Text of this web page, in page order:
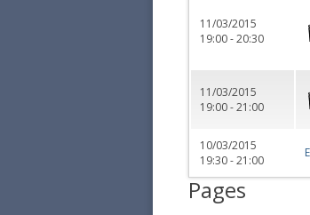
11/03/2015
19:00 - 20:30
11/03/2015
19:00 - 21:00
10/03/2015
19:30 - 21:00
Pages